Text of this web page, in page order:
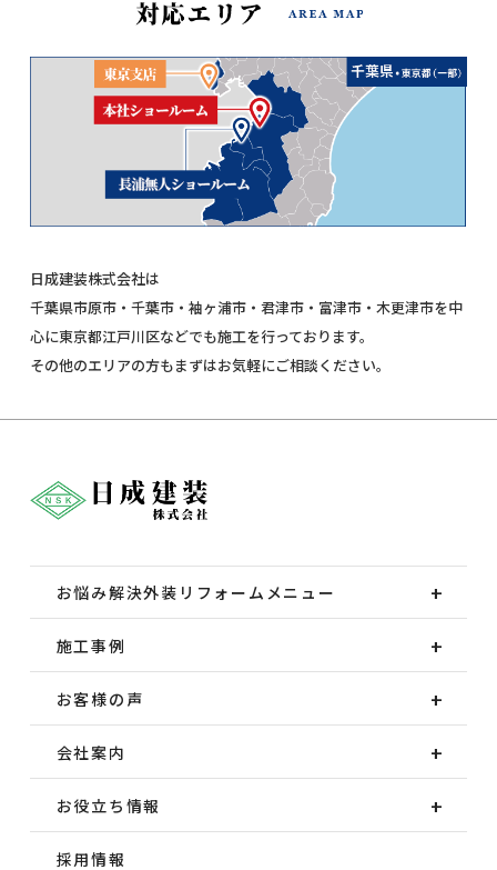
日成建装株式会社は
千葉県市原市・千葉市・袖ヶ浦市・君津市・富津市・木更津市を中
心に東京都江戸川区などでも施工を行っております。
その他のエリアの方もまずはお気軽にご相談ください。
お悩み解決外装 リフォームメニュー
施工事例
お客様の声
会社案内
お役立ち情報
採用情報